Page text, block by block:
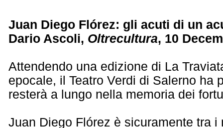
Juan Diego Flórez: gli acuti di un
Dario Ascoli, Oltrecultura, 10
Attendendo una edizione di La
epocale, il Teatro Verdi di Salerno ha
resterà a lungo nella memoria dei
Juan Diego Flórez è sicuramente tra i